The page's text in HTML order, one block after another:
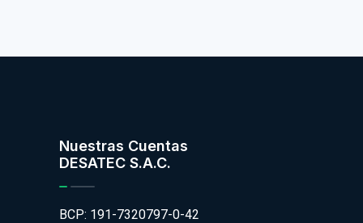
Nuestras Cuentas
DESATEC S.A.C.
BCP: 191-7320797-0-42